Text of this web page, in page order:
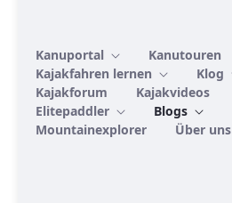
Kanuportal
Kanutouren
Kajakfahren lernen
Klog
Kajakforum
Kajakvideos
Elitepaddler
Blogs
Mountainexplorer
Über uns